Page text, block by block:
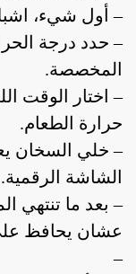
– أول شيء،
– حدد درجة
المخصصة.
– اختار الوقت
حرارة الطعام.
– خلي السخان
الشاشة الرقمية.
– بعد ما تنتهي
عشان يحافظ
–